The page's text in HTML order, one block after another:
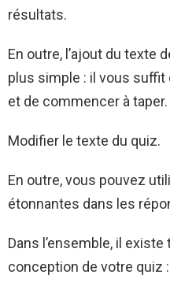
résultats.
En outre, l’ajout du texte
plus simple : il vous
et de commencer à taper.
Modifier le texte du quiz.
En outre, vous pouvez
étonnantes dans les
Dans l’ensemble, il
conception de votre quiz :